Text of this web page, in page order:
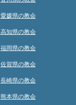
愛媛県の教会
高知県の教会
福岡県の教会
佐賀県の教会
長崎県の教会
熊本県の教会